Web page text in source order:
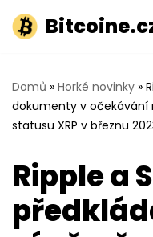
Přeskočit
obsah
Domů » Horké novinky »
dokumenty v očekávání
statusu XRP v březnu
Ripple a